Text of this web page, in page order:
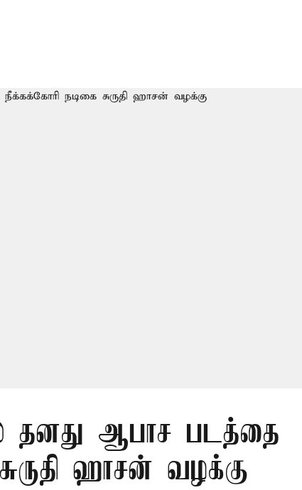
தனது ஆபாச படத்தை
ஹாசன் வழக்கு